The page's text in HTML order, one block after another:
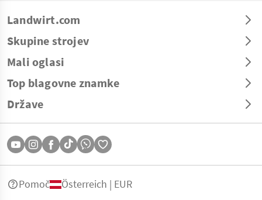
Landwirt.com
Skupine strojev
Mali oglasi
Top blagovne znamke
Države
Pomoč Österreich | EUR